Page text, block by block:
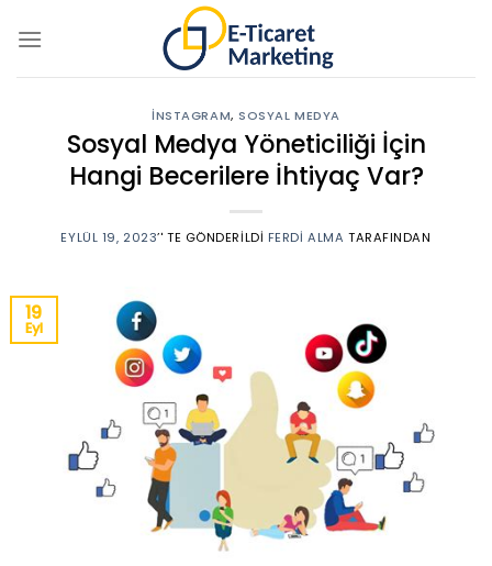
İNSTAGRAM,SOSYAL MEDYA
Sosyal Medya Yöneticiliği İçin
Hangi Becerilere İhtiyaç Var?
EYLÜL 19, 2023’' TE GÖNDERILDI FERDI ALMA TARAFINDAN
19
Eyl